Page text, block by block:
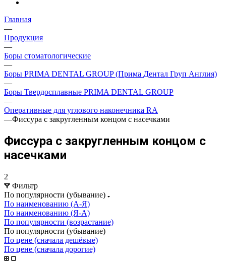
Главная
—
Продукция
—
Боры стоматологические
—
Боры PRIMA DENTAL GROUP (Прима Дентал Груп Англия)
—
Боры Твердосплавные PRIMA DENTAL GROUP
—
Оперативные для углового наконечника RA
—Фиссура с закругленным концом с насечками
Фиссура с закругленным концом с
насечками
2
Фильтр
По популярности (убывание)
По наименованию (А-Я)
По наименованию (Я-А)
По популярности (возрастание)
По популярности (убывание)
По цене (сначала дешёвые)
По цене (сначала дорогие)